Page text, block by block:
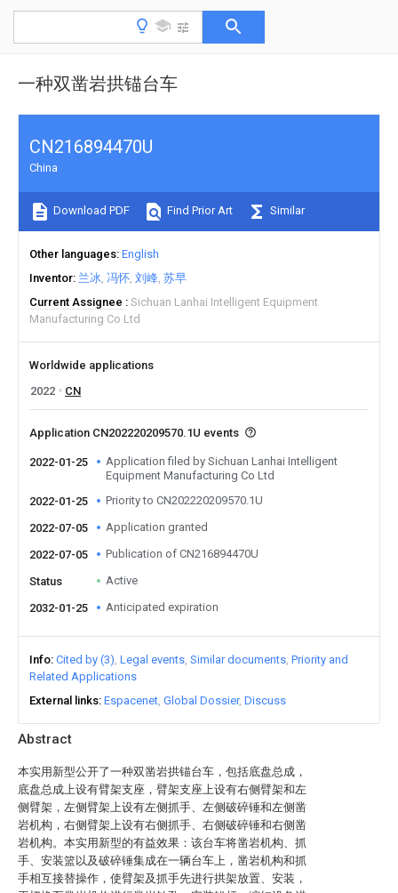
一种双凿岩拱锚台车
Abstract
本实用新型公开了一种双凿岩拱锚台车，包括底盘总成，
底盘总成上设有臂架支座，臂架支座上设有右侧臂架和左
侧臂架，左侧臂架上设有左侧抓手、左侧破碎锤和左侧凿
岩机构，右侧臂架上设有右侧抓手、右侧破碎锤和右侧凿
岩机构。本实用新型的有益效果：该台车将凿岩机构、抓
手、安装篮以及破碎锤集成在一辆台车上，凿岩机构和抓
手相互接替操作，使臂架及抓手先进行拱架放置、安装，
CN216894470U
China
Download PDF Find Prior Art Similar
Other languages English
Inventor 兰冰 冯怀 刘峰 苏早
Current Assignee
Sichuan Lanhai Intelligent Equipment
Manufacturing Co Ltd
Worldwide applications
2022
CN
Application CN202220209570.1U events
2022-01-25
Application filed by Sichuan Lanhai Intelligent
Equipment Manufacturing Co Ltd
2022-01-25
Priority to CN202220209570.1U
2022-07-05 Application granted
2022-07-05 Publication of CN216894470U
Status Active
2032-01-25 Anticipated expiration
Info Cited by (3) Legal events Similar documents Priority and
Related Applications
External links Espacenet Global Dossier Discuss